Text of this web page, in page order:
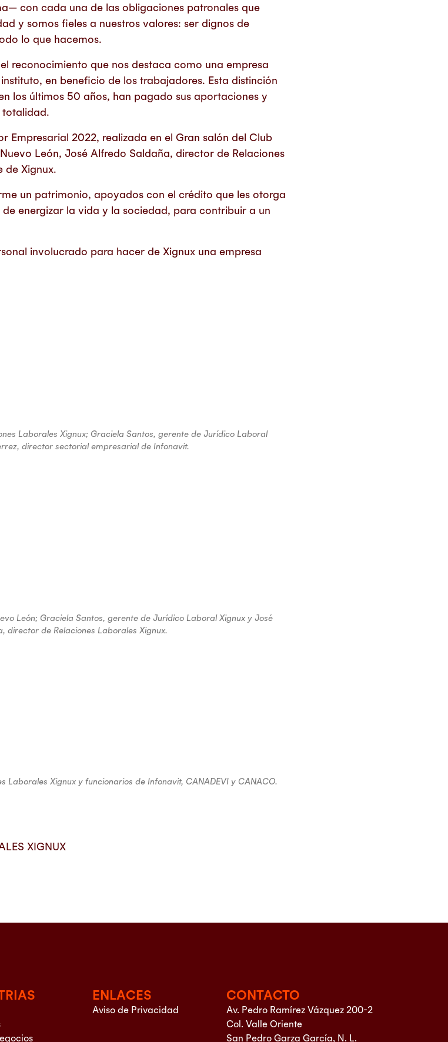
con cada una de las obligaciones patronales que
y somos fieles a nuestros valores: ser dignos de
lo que hacemos.
reconocimiento que nos destaca como una empresa
en beneficio de los trabajadores. Esta distinción
los últimos 50 años, han pagado sus aportaciones y
totalidad.
Empresarial 2022, realizada en el Gran salón del Club
León, José Alfredo Saldaña, director de Relaciones
de Xignux.
un patrimonio, apoyados con el crédito que les otorga
energizar la vida y la sociedad, para contribuir a un
involucrado para hacer de Xignux una empresa
Laborales Xignux; Graciela Santos, gerente de Jurídico Laboral
director sectorial empresarial de Infonavit.
León; Graciela Santos, gerente de Jurídico Laboral Xignux y José
director de Relaciones Laborales Xignux.
Laborales Xignux y funcionarios de Infonavit, CANADEVI y CANACO.
XIGNUX
ENLACES
Aviso de Privacidad
CONTACTO
Av. Pedro Ramírez Vázquez 200-2
Col. Valle Oriente
San Pedro Garza García, N. L.